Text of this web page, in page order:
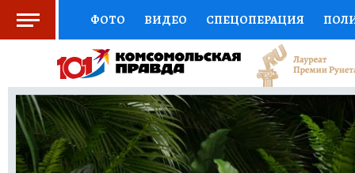
ФОТО ВИДЕО СПЕЦОПЕРАЦИЯ
СОЦПОДДЕРЖКА НАУКА СПОРТ
ВЫБОР ЭКСПЕРТОВ ДОКТОР
КНИЖНАЯ ПОЛКА ПРОГНОЗЫ НА СПОРТ